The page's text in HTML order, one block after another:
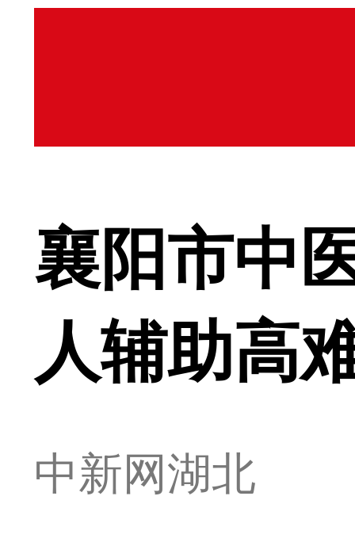
襄阳市中
人辅助高
中新网湖北